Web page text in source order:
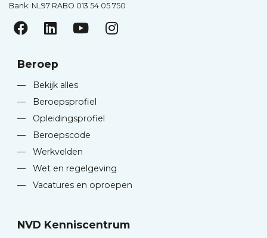
Bank: NL97 RABO 013 54 05 750
Beroep
—
Bekijk alles
—
Beroepsprofiel
—
Opleidingsprofiel
—
Beroepscode
—
Werkvelden
—
Wet en regelgeving
—
Vacatures en oproepen
NVD Kenniscentrum